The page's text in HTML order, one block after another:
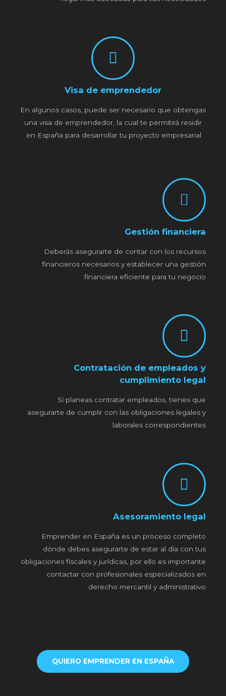
Visa de emprendedor
En algunos casos, puede ser necesario que obtengas
una visa de emprendedor, la cual te permitirá residir
en España para desarrollar tu proyecto empresarial.
Gestión financiera
Deberás asegurarte de contar con los recursos
financieros necesarios y establecer una gestión
financiera eficiente para tu negocio.
Contratación de empleados y
cumplimiento legal
Si planeas contratar empleados, tienes que
asegurarte de cumplir con las obligaciones legales y
laborales correspondientes.
Asesoramiento legal
Emprender en España es un proceso completo
dónde debes asegurarte de estar al día con tus
obligaciones fiscales y jurídicas, por ello es importante
contactar con profesionales especializados en
derecho mercantil y administrativo.
QUIERO EMPRENDER EN ESPAÑA